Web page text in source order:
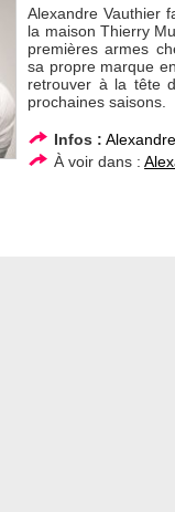
Alexandre Vauthier
la maison Thierry
premières armes
sa propre marque
retrouver à la tête
prochaines saisons.
Infos :
À voir dans :